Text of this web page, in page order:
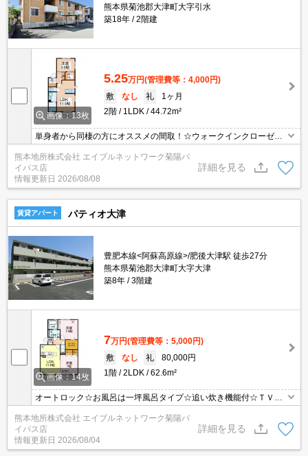
熊本県菊池郡大津町大字引水
築18年
2階建
画像：13枚
5.25万円(管理費等：4,000円)
敷
なし 礼
1ヶ月
2階
1LDK 44.72m²
単身者から同棲の方にオススメの間取！☆ウォークインクローゼッ
ト付きでお荷物の多い方も安心！☆最上階の角部屋です！☆使い勝
手の良い対面キッチン！☆連帯保証人不要☆初期費用クレジット決
済可能！
熊本地所株式会社 エイブルネットワーク菊陽バ
イパス店
情報更新日 2026/08/08
詳細を見る
賃貸アパート パティオ大津
豊肥本線<阿蘇高原線>/肥後大津駅 徒歩27分
熊本県菊池郡大津町大字大津
築8年
3階建
画像：14枚
7万円(管理費等：5,000円)
敷
なし 礼
80,000円
1階
2LDK 62.6m²
オートロック☆お風呂は一坪風呂タイプ☆追い炊き機能付☆ＴＶモ
ニターフォン☆浴室乾燥機付☆ＳＥＣＯＭのホームセキュリティ付
☆エアコン2基付☆2台目駐車場3,300円☆インターネット無料☆
熊本地所株式会社 エイブルネットワーク菊陽バ
イパス店
情報更新日 2026/08/04
詳細を見る